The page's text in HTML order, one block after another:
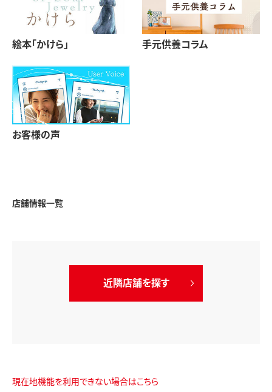
絵本「かけら」 手元供養コラム
お客様の声
店舗情報一覧
近隣店舗を探す
現在地機能を利用できない場合はこちら